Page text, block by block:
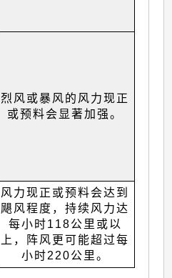
烈风或暴风的风力现正
或预料会显著加强。
风力现正或预料会达到
飓风程度，持续风力达
每小时118公里或以
上，阵风更可能超过每
小时220公里。